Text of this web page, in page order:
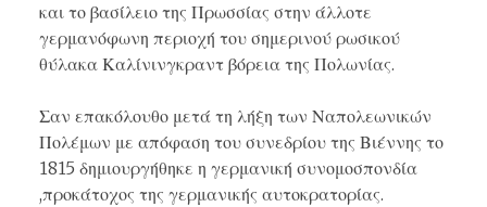
και το βασίλειο της Πρωσσίας στην άλλοτε
γερμανόφωνη περιοχή του σημερινού ρωσικού
θύλακα Καλίνινγκραντ βόρεια της Πολωνίας.
Σαν επακόλουθο μετά τη λήξη των Ναπολεωνικών
Πολέμων με απόφαση του συνεδρίου της Βιέννης το
1815 δημιουργήθηκε η γερμανική συνομοσπονδία
,προκάτοχος της γερμανικής αυτοκρατορίας.